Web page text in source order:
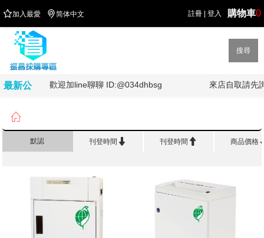
註冊 登入 購物車0
加入最愛 简体中文
搜尋
最新公 歡迎加line聊聊 ID:@034dhbsg 來店自取請先詢

默認 刊登時間  刊登時間  商品價格